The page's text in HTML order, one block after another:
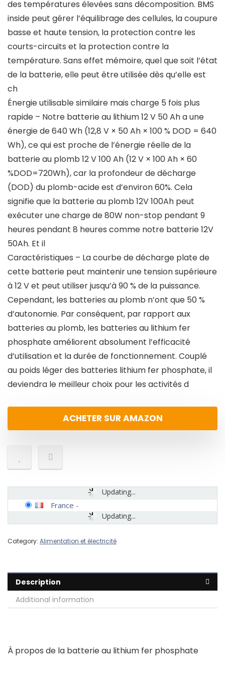
des températures élevées sans décomposition. BMS
inside peut gérer l’équilibrage des cellules, la coupure
basse et haute tension, la protection contre les
courts-circuits et la protection contre la
température. Sans effet mémoire, quel que soit l’état
de la batterie, elle peut être utilisée dès qu’elle est
ch
Énergie utilisable similaire mais charge 5 fois plus
rapide – Notre batterie au lithium 12 V 50 Ah a une
énergie de 640 Wh (12,8 V × 50 Ah × 100 % DOD = 640
Wh), ce qui est proche de l’énergie réelle de la
batterie au plomb 12 V 100 Ah (12 V × 100 Ah × 60
%DOD=720Wh), car la profondeur de décharge
(DOD) du plomb-acide est d’environ 60%. Cela
signifie que la batterie au plomb 12V 100Ah peut
exécuter une charge de 80W non-stop pendant 9
heures pendant 8 heures comme notre batterie 12V
50Ah. Et il
Caractéristiques – La courbe de décharge plate de
cette batterie peut maintenir une tension supérieure
à 12 V et peut utiliser jusqu’à 90 % de la puissance.
Cependant, les batteries au plomb n’ont que 50 %
d’autonomie. Par conséquent, par rapport aux
batteries au plomb, les batteries au lithium fer
phosphate améliorent absolument l’efficacité
d’utilisation et la durée de fonctionnement. Couplé
au poids léger des batteries lithium fer phosphate, il
deviendra le meilleur choix pour les activités d
ACHETER SUR AMAZON
Updating...
Updating...
France -
Category: Alimentation et électricité
Description
Additional information
À propos de la batterie au lithium fer phosphate